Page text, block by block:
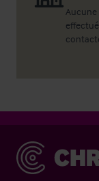
Christie & Co